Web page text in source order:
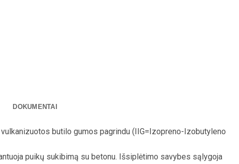
DOKUMENTAI
butilo gumos pagrindu (IIG=Izopreno-Izobutyleno
puikų sukibimą su betonu. Išsiplėtimo savybes sąlygoja